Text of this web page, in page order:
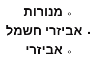
מנורות
אביזרי חשמל
אביזרי